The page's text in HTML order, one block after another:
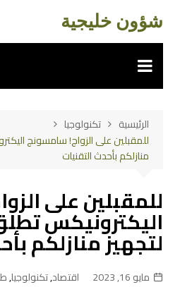
المحتوى
شؤون خليجية
الرئيسية
تكنولوجيا
للمقبلين على الزواج! سامسونج
منازلكم بأحدث التقنيات
للمقبلين على
اليكترونيكس
لتجهيز منازلكم
مايو 16, 2023 اقتصاد,تكنولوجيا,